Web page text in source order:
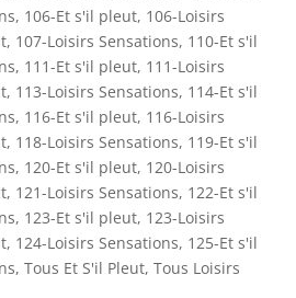
, 106-Et s'il pleut, 106-Loisirs
, 107-Loisirs Sensations, 110-Et s'il
, 111-Et s'il pleut, 111-Loisirs
, 113-Loisirs Sensations, 114-Et s'il
, 116-Et s'il pleut, 116-Loisirs
, 118-Loisirs Sensations, 119-Et s'il
, 120-Et s'il pleut, 120-Loisirs
, 121-Loisirs Sensations, 122-Et s'il
, 123-Et s'il pleut, 123-Loisirs
, 124-Loisirs Sensations, 125-Et s'il
, Tous Et S'il Pleut, Tous Loisirs